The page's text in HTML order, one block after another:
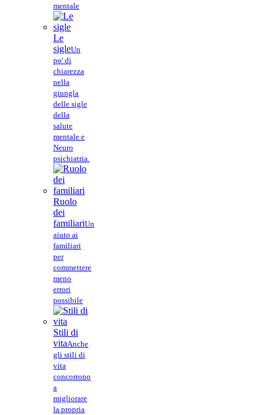
mentale
Le
sigleUn
po' di
chiarezza
nella
giungla
delle sigle
della
salute
mentale e
Neuro
psichiatria.
Ruolo
dei
familiariUn
aiuto ai
familiari
per
commettere
meno
errori
possibile
Stili di
vitaAnche
gli stili di
vita
concorrono
a
migliorare
la propria